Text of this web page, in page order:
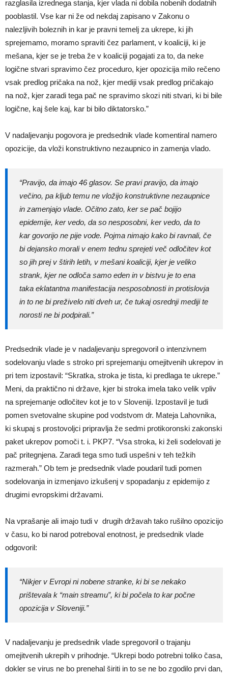
razglasila izrednega stanja, kjer vlada ni dobila nobenih dodatnih
pooblastil. Vse kar ni že od nekdaj zapisano v Zakonu o
nalezljivih boleznih in kar je pravni temelj za ukrepe, ki jih
sprejemamo, moramo spraviti čez parlament, v koaliciji, ki je
mešana, kjer se je treba že v koaliciji pogajati za to, da neke
logične stvari spravimo čez proceduro, kjer opozicija milo rečeno
vsak predlog pričaka na nož, kjer mediji vsak predlog pričakajo
na nož, kjer zaradi tega pač ne spravimo skozi niti stvari, ki bi bile
logične, kaj šele kaj, kar bi bilo diktatorsko.”
V nadaljevanju pogovora je predsednik vlade komentiral namero
opozicije, da vloži konstruktivno nezaupnico in zamenja vlado.
“Pravijo, da imajo 46 glasov. Se pravi pravijo, da imajo
večino, pa kljub temu ne vložijo konstruktivne nezaupnice
in zamenjajo vlade. Očitno zato, ker se pač bojijo
epidemije, ker vedo, da so nesposobni, ker vedo, da to
kar govorijo ne pije vode. Pojma nimajo kako bi ravnali, če
bi dejansko morali v enem tednu sprejeti več odločitev kot
so jih prej v štirih letih, v mešani koaliciji, kjer je veliko
strank, kjer ne odloča samo eden in v bistvu je to ena
taka eklatantna manifestacija nesposobnosti in protislovja
in to ne bi preživelo niti dveh ur, če tukaj osrednji mediji te
norosti ne bi podpirali.”
Predsednik vlade je v nadaljevanju spregovoril o intenzivnem
sodelovanju vlade s stroko pri sprejemanju omejitvenih ukrepov in
pri tem izpostavil: “Skratka, stroka je tista, ki predlaga te ukrepe.”
Meni, da praktično ni države, kjer bi stroka imela tako velik vpliv
na sprejemanje odločitev kot je to v Sloveniji. Izpostavil je tudi
pomen svetovalne skupine pod vodstvom dr. Mateja Lahovnika,
ki skupaj s prostovoljci pripravlja že sedmi protikoronski zakonski
paket ukrepov pomoči t. i. PKP7. “Vsa stroka, ki želi sodelovati je
pač pritegnjena. Zaradi tega smo tudi uspešni v teh težkih
razmerah.” Ob tem je predsednik vlade poudaril tudi pomen
sodelovanja in izmenjavo izkušenj v spopadanju z epidemijo z
drugimi evropskimi državami.
Na vprašanje ali imajo tudi v drugih državah tako rušilno opozicijo
v času, ko bi narod potreboval enotnost, je predsednik vlade
odgovoril:
“Nikjer v Evropi ni nobene stranke, ki bi se nekako
prištevala k “main streamu”, ki bi počela to kar počne
opozicija v Sloveniji.”
V nadaljevanju je predsednik vlade spregovoril o trajanju
omejitvenih ukrepih v prihodnje. “Ukrepi bodo potrebni toliko časa,
dokler se virus ne bo prenehal širiti in to se ne bo zgodilo prvi dan,